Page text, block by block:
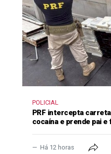
POLICIAL
PRF intercepta
cocaína e prende pai e
Há 12 horas